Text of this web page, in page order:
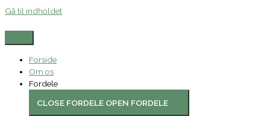
Gå til indholdet
Forside
Om os
Fordele
CLOSE FORDELE OPEN FORDELE